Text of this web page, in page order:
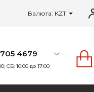
Валюта: KZT
4679
СБ: 10:00 до 17:00